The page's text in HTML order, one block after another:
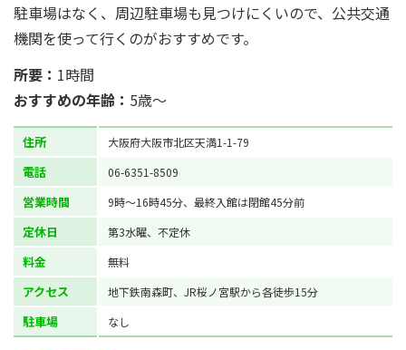
駐車場はなく、周辺駐車場も見つけにくいので、公共交通
機関を使って行くのがおすすめです。
所要： 1時間
おすすめの年齢： 5歳～
住所 大阪府大阪市北区天満1-1-79
電話 06-6351-8509
営業時間 9時～16時45分、最終入館は閉館45分前
定休日 第3水曜、不定休
料金 無料
アクセス 地下鉄南森町、JR桜ノ宮駅から各徒歩15分
駐車場 なし